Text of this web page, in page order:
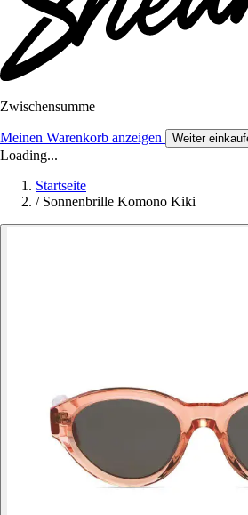
Zwischensumme
Meinen Warenkorb anzeigen Weiter
Loading...
Startseite
/ Sonnenbrille Komono Kiki